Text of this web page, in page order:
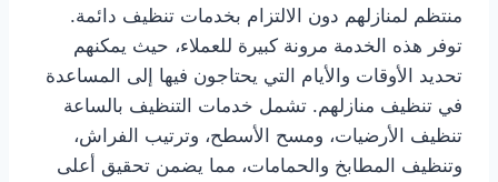
منتظم لمنازلهم دون الالتزام بخدمات تنظيف دائمة.
توفر هذه الخدمة مرونة كبيرة للعملاء، حيث يمكنهم
تحديد الأوقات والأيام التي يحتاجون فيها إلى المساعدة
في تنظيف منازلهم. تشمل خدمات التنظيف بالساعة
تنظيف الأرضيات، ومسح الأسطح، وترتيب الفراش،
وتنظيف المطابخ والحمامات، مما يضمن تحقيق أعلى